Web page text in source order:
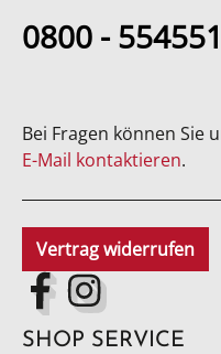
0800 -
Bei Fragen können Sie
E-Mail kontaktieren.
Vertrag widerrufen
SHOP SERVICE